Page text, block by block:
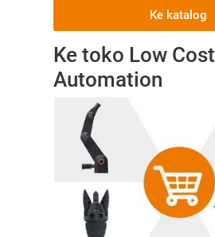
Ke katalog
Ke toko Low Cost
Automation